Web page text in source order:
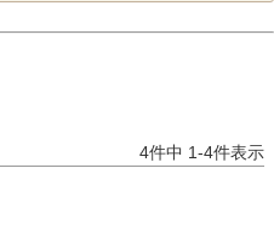
4件中 1-4件表示